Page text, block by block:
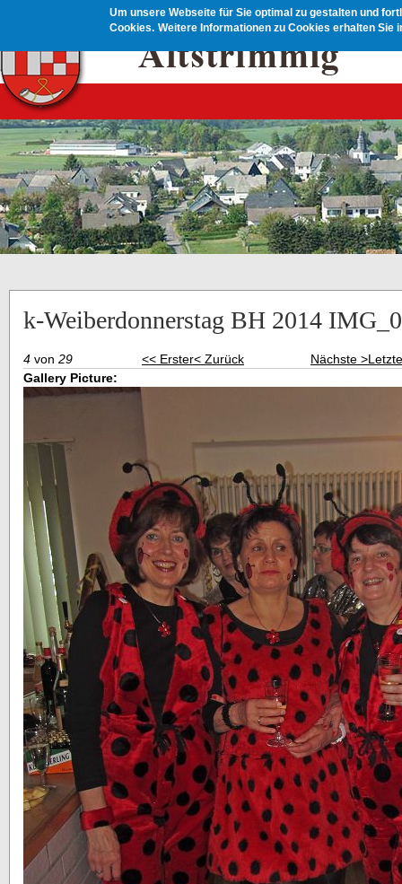
Um unsere Webseite für Sie optimal zu gestalten und
Cookies. Weitere Informationen zu Cookies erhalten Sie
k-Weiberdonnerstag BH 2014
4 von 29 << Erster< Zurück Nächste >
Gallery Picture: